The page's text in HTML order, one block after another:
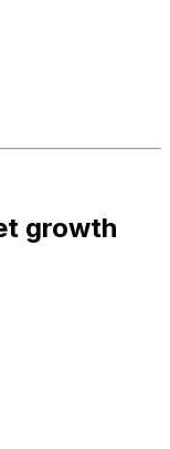
growth